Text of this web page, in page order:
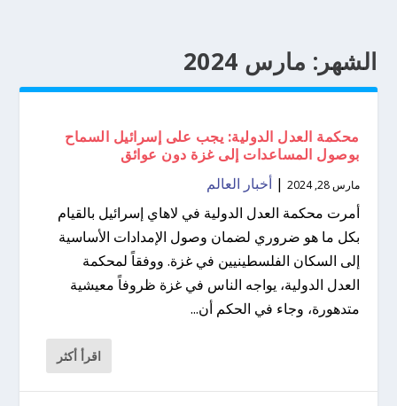
الشهر: مارس 2024
محكمة العدل الدولية: يجب على إسرائيل السماح
بوصول المساعدات إلى غزة دون عوائق
مارس 28, 2024 |أخبار العالم
أمرت محكمة العدل الدولية في لاهاي إسرائيل بالقيام
بكل ما هو ضروري لضمان وصول الإمدادات الأساسية
إلى السكان الفلسطينيين في غزة. ووفقاً لمحكمة
العدل الدولية، يواجه الناس في غزة ظروفاً معيشية
متدهورة، وجاء في الحكم أن...
اقرأ أكثر